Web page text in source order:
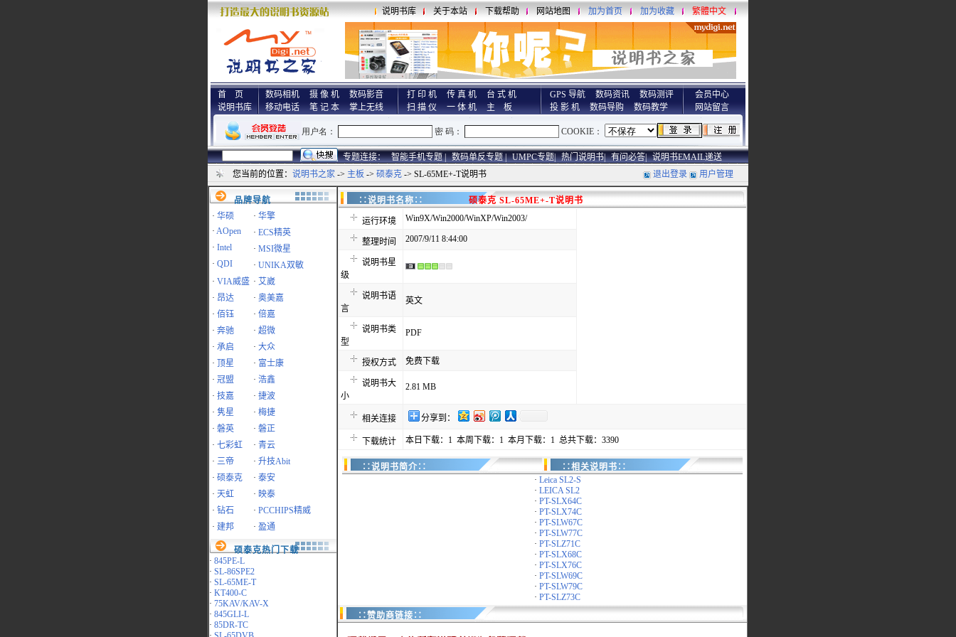
说明书库 关于本站 下载帮助 网站地图 加为首页 加为收藏 繁體中文
首 页
说明书库
数码相机 摄 像 机
数码影音
移动电话
笔 记 本 掌上无线
打 印 机 传 真 机
台 式 机
扫 描 仪
一 体 机 主 板
GPS 导航 数码资讯
数码测评
投 影 机
数码导购 数码教学
会员中心
网站留言
专题连接： 智能手机专题 | 数码单反专题 | UMPC专题| 热门说明书| 有问必答| 说明书EMAIL递送
您当前的位置： 说明书之家 -> 主板 -> 硕泰克 -> SL-65ME+-T说明书 退出登录 用户管理
品牌导航
· 华硕 · 华擎
· AOpen · ECS精英
· Intel · MSI微星
· QDI · UNIKA双敏
· VIA威盛 · 艾崴
· 昂达 · 奥美嘉
· 佰钰 · 倍嘉
· 奔驰 · 超微
· 承启 · 大众
·
顶星 · 富士康
· 冠盟 · 浩鑫
· 技嘉 · 捷波
· 隽星 · 梅捷
· 磐英 · 磐正
· 七彩虹 · 青云
· 三帝 · 升技Abit
· 硕泰克 · 泰安
· 天虹 · 映泰
· 钻石 · PCCHIPS精威
· 建邦 · 盈通
硕泰克热门下载
· 845PE-L
· SL-86SPE2
· SL-65ME-T
· KT400-C
· 75KAV/KAV-X
· 845GLI-L
· 85DR-TC
∷说明书名称∷ 硕泰克 SL-65ME+-T说明书
运行环境 Win9X/Win2000/WinXP/Win2003/
整理时间 2007/9/11 8:44:00
说明书星
级
说明书语
言
英文
说明书类
型
PDF
授权方式 免费下载
说明书大
小
2.81 MB
相关连接 分享到：
下载统计 本日下载：1 本周下载：1 本月下载：1 总共下载：3390
∷说明书简介∷
∷相关说明书∷
· Leica SL2-S
· LEICA SL2
· PT-SLX64C
· PT-SLX74C
· PT-SLW67C
· PT-SLW77C
· PT-SLZ71C
· PT-SLX68C
· PT-SLX76C
· PT-SLW69C
· PT-SLW79C
· PT-SLZ73C
∷赞助商链接∷